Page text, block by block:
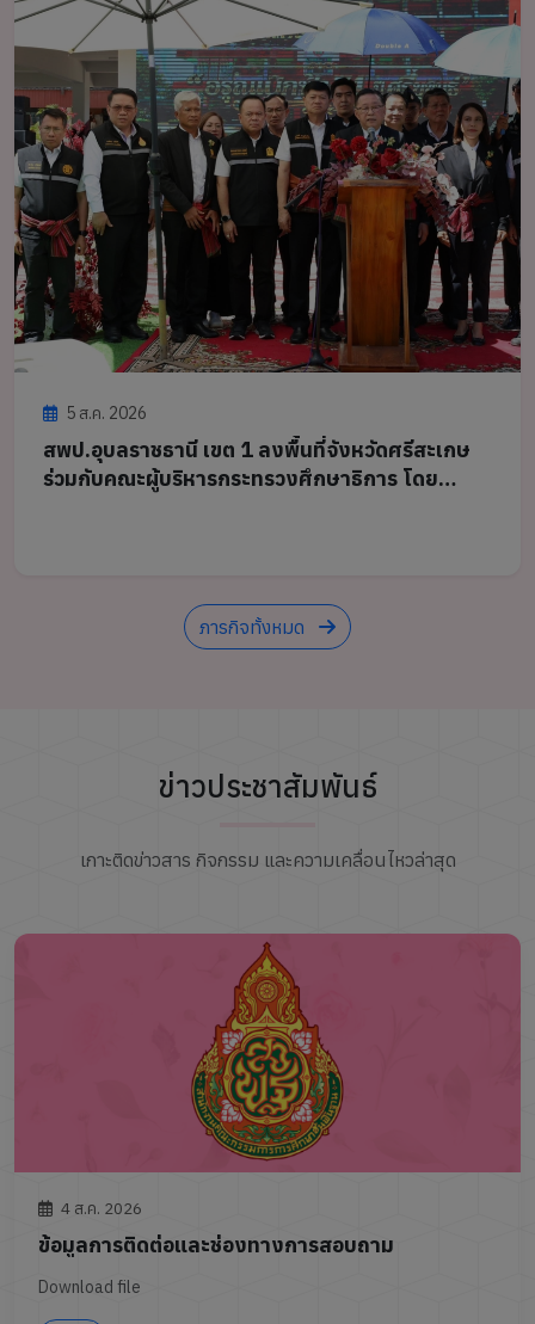
5 ส.ค. 2026
สพป.อุบลราชธานี เขต 1 ลงพื้นที่จังหวัดศรีสะเกษ
ร่วมกับคณะผู้บริหารกระทรวงศึกษาธิการ โดย
ภารกิจทั้งหมด
ข่าวประชาสัมพันธ์
เกาะติดข่าวสาร กิจกรรม และความเคลื่อนไหวล่าสุด
4 ส.ค. 2026
ข้อมูลการติดต่อและช่องทางการสอบถาม
Download file